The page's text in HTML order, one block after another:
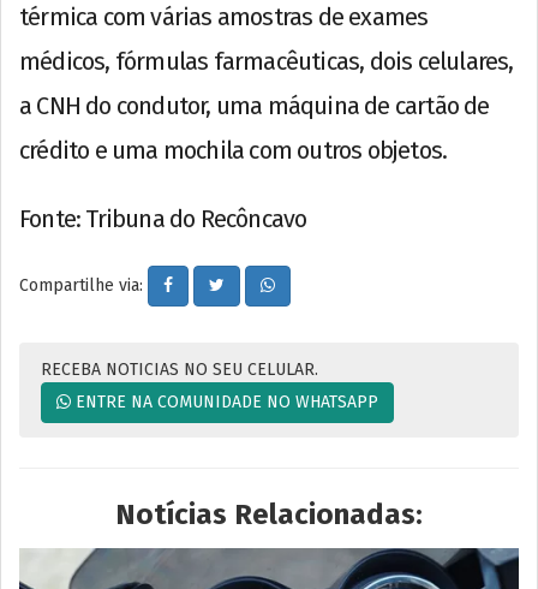
térmica com várias amostras de exames
médicos, fórmulas farmacêuticas, dois celulares,
a CNH do condutor, uma máquina de cartão de
crédito e uma mochila com outros objetos.
Fonte: Tribuna do Recôncavo
Compartilhe via:
RECEBA NOTICIAS NO SEU CELULAR.
ENTRE NA COMUNIDADE NO WHATSAPP
Notícias Relacionadas: